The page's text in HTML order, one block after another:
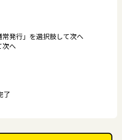
常発行」を選択肢して次へ
次へ
了